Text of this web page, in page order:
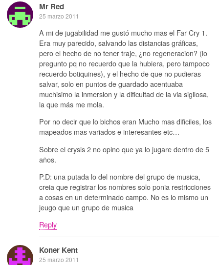
Mr Red
25 marzo 2011
A mi de jugabilidad me gustó mucho mas el Far Cry 1.
Era muy parecido, salvando las distancias gráficas,
pero el hecho de no tener traje, ¿no regeneracion? (lo
pregunto pq no recuerdo que la hubiera, pero tampoco
recuerdo botiquines), y el hecho de que no pudieras
salvar, solo en puntos de guardado acentuaba
muchisimo la inmersion y la dificultad de la via sigilosa,
la que más me mola.
Por no decir que lo bichos eran Mucho mas dificiles, los
mapeados mas variados e interesantes etc…
Sobre el crysis 2 no opino que ya lo jugare dentro de 5
años.
P.D: una putada lo del nombre del grupo de musica,
creia que registrar los nombres solo ponia restricciones
a cosas en un determinado campo. No es lo mismo un
jeugo que un grupo de musica
Reply
Koner Kent
25 marzo 2011